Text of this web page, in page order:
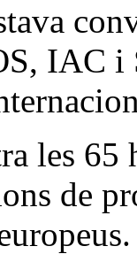
IAC i
les 65
de